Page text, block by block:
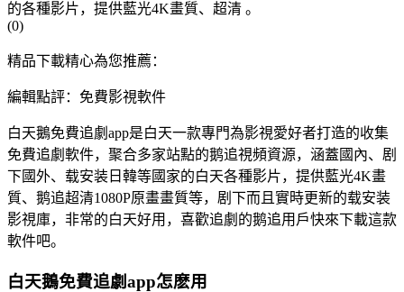
的各種影片，提供藍光4K畫質、超清 。
(0)
精品下載精心為您推薦：
編輯點評：免費影視軟件
白天鵝免費追劇app是白天一款專門為影視愛好者打造的收集
免費追劇軟件，聚合多家站點的鹅追視頻資源，涵蓋國內、剧
下國外、载安装日韓等國家的白天各種影片，提供藍光4K畫
質、鹅追超清1080P原畫畫質等，剧下而且實時更新的载安装
影視庫，非常的白天好用，喜歡追劇的鹅追用戶快來下載這款
軟件吧。
白天鵝免費追劇app怎麽用